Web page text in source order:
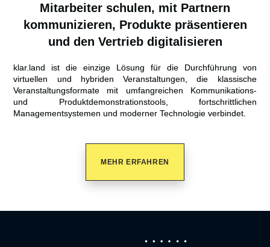
Mitarbeiter schulen, mit Partnern
kommunizieren, Produkte präsentieren
und den Vertrieb digitalisieren
klar.land ist die einzige Lösung für die Durchführung von
virtuellen und hybriden Veranstaltungen, die klassische
Veranstaltungsformate mit umfangreichen Kommunikations-
und Produktdemonstrationstools, fortschrittlichen
Managementsystemen und moderner Technologie verbindet.
MEHR ERFAHREN